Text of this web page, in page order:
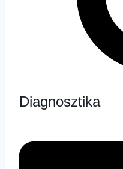
Diagnosztika